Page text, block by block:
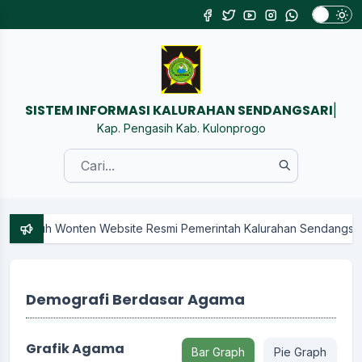
SISTEM INFORMASI KALURAHAN SEND|
Kap. Pengasih Kab. Kulonprogo
Wonten Website Resmi Pemerintah Kalurahan Sendangsari
Demografi Berdasar Agama
Grafik Agama Bar Graph Pie Graph